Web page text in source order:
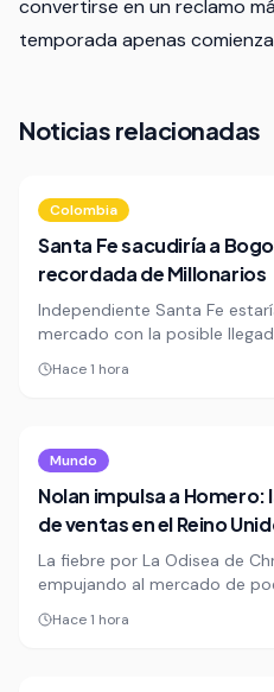
convertirse en un reclamo
temporada apenas
Noticias relacionadas
Colombia
Santa Fe sacudiría a
recordada de Millonarios
Independiente Santa Fe
mercado con la posible
de Millonarios, en una
su rival capitalino. La movida
Hace 1 hora
Mundo
Nolan impulsa a
de ventas en el Reino
La fiebre por La Odisea de
empujando al mercado de
niveles inéditos. En las
sector ya supera las £8
Hace 1 hora